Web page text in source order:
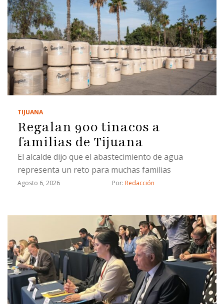
TIJUANA
Regalan 900 tinacos a
familias de Tijuana
El alcalde dijo que el abastecimiento de agua
representa un reto para muchas familias
Agosto 6, 2026 Por: Redacción